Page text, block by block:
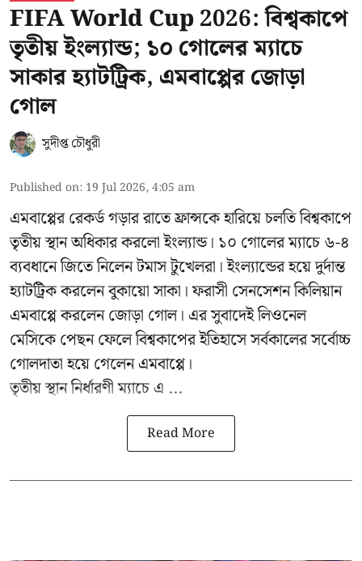
FIFA World Cup 2026: বিশ্বকাপে
তৃতীয় ইংল্যান্ড; ১০ গোলের ম্যাচে
সাকার হ্যাটট্রিক, এমবাপ্পের জোড়া
গোল
সুদীপ্ত চৌধুরী
Published on: 19 Jul 2026, 4:05 am
এমবাপ্পের রেকর্ড গড়ার রাতে ফ্রান্সকে হারিয়ে চলতি বিশ্বকাপে
তৃতীয় স্থান অধিকার করলো ইংল্যান্ড। ১০ গোলের ম্যাচে ৬-৪
ব্যবধানে জিতে নিলেন টমাস টুখেলরা। ইংল্যান্ডের হয়ে দুর্দান্ত
হ্যাটট্রিক করলেন বুকায়ো সাকা। ফরাসী সেনসেশন কিলিয়ান
এমবাপ্পে করলেন জোড়া গোল। এর সুবাদেই লিওনেল
মেসিকে পেছন ফেলে বিশ্বকাপের ইতিহাসে সর্বকালের সর্বোচ্চ
গোলদাতা হয়ে গেলেন এমবাপ্পে।
তৃতীয় স্থান নির্ধারণী ম্যাচে এ ...
Read More